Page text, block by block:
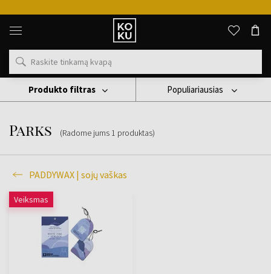
Originalūs
kvepalai
laikrodžiai
vienoje
Žvakės PADDYWAX | Sojų Vaškas Parks
Parks (Radome jums 1 produktas)
Populiariausias
PADDYWAX | sojų vaškas
Produkto filtras
Veiksmas